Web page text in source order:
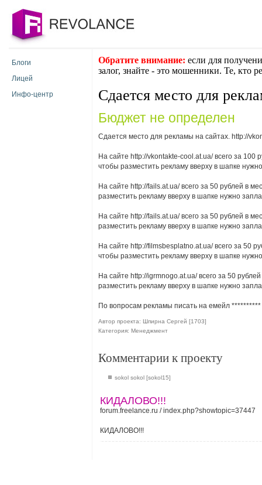
Блоги
Лицей
Инфо-центр
Обратите внимание: если для
залог, знайте - это мошенники. Те, кто
Сдается место для
Бюджет не определен
Сдается место для рекламы на сайтах. http://
На сайте http://vkontakte-cool.at.ua/ всего за
чтобы разместить рекламу вверху в шапке
На сайте http://fails.at.ua/ всего за 50 рублей в
разместить рекламу вверху в шапке нужно
На сайте http://fails.at.ua/ всего за 50 рублей в
разместить рекламу вверху в шапке нужно
На сайте http://filmsbesplatno.at.ua/ всего за 50
чтобы разместить рекламу вверху в шапке
На сайте http://igrmnogo.at.ua/ всего за 50
разместить рекламу вверху в шапке нужно
По вопросам рекламы писать на емейл **********
Автор проекта: Шпирна Сергей [1703]
Категория: Менеджмент
Комментарии к проекту
sokol sokol [sokol15]
КИДАЛОВО!!!
forum.freelance.ru / index.php?showtopic=37447
КИДАЛОВО!!!